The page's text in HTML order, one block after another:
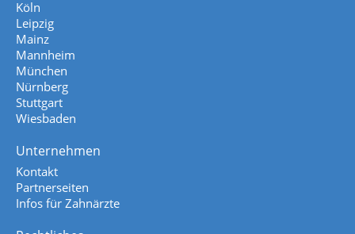
Köln
Leipzig
Mainz
Mannheim
München
Nürnberg
Stuttgart
Wiesbaden
Unternehmen
Kontakt
Partnerseiten
Infos für Zahnärzte